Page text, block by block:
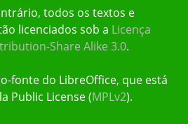
todos os textos e
licenciados sob a Licença
Share Alike 3.0.
fonte do LibreOffice, que está
Public License (MPLv2).